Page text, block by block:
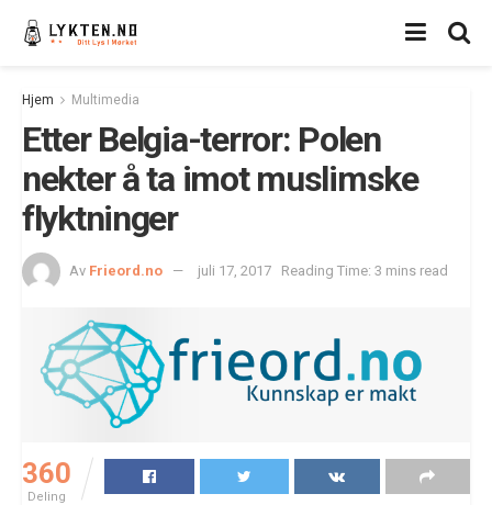
Hjem Multimedia
Etter Belgia-terror: Polen
nekter å ta imot muslimske
flyktninger
Av Frieord.no juli 17, 2017 Reading Time: 3 mins read
360
Deling